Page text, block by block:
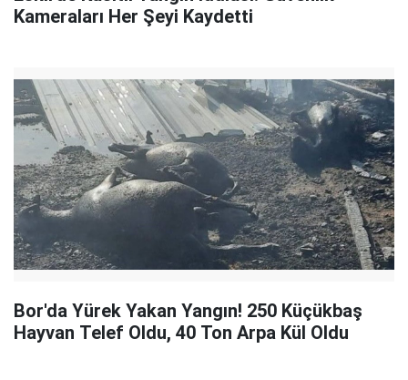
Kameraları Her Şeyi Kaydetti
Bor'da Yürek Yakan Yangın! 250 Küçükbaş
Hayvan Telef Oldu, 40 Ton Arpa Kül Oldu